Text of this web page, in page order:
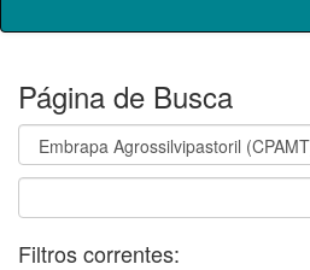
Página de Busca
Filtros correntes: